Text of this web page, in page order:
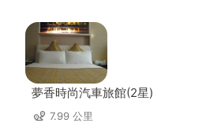
夢香時尚汽車旅館(2星)
7.99 公里